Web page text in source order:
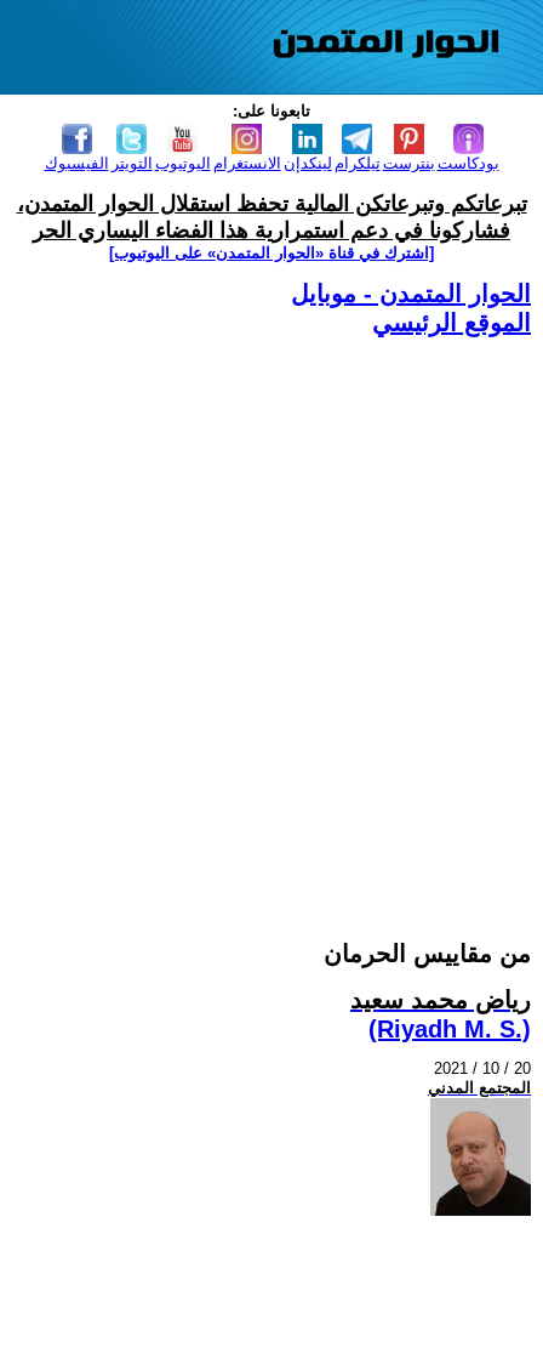
تابعونا على:
الفيسبوك التويتر اليوتيوب الانستغرام لينكدإن تيلكرامبنترست بودكاست
تبرعاتكم وتبرعاتكن المالية تحفظ استقلال الحوار المتمدن،
فشاركونا في دعم استمرارية هذا الفضاء اليساري الحر
[اشترك في قناة ‫«الحوار المتمدن» على اليوتيوب]
الحوار المتمدن - موبايل
الموقع الرئيسي
من مقاييس الحرمان
رياض محمد سعيد
(Riyadh M. S.)
2021 / 10 / 20
المجتمع المدني